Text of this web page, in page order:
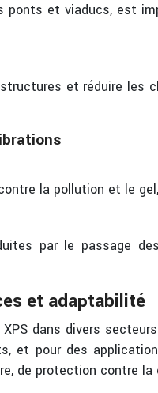
ponts et viaducs, est
et réduire
la pollution et le
par le passage
et adaptabilité
dans divers
et pour des
de protection contre